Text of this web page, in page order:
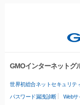
GMOインターネットグ
世界初総合ネットセキュリテ
パスワード漏洩診断 Webサ